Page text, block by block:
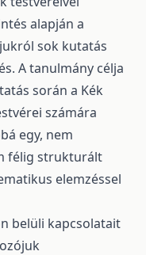
alapján a
sok kutatás
A tanulmány célja
során a Kék
számára
egy, nem
félig strukturált
elemzéssel
belüli kapcsolatait